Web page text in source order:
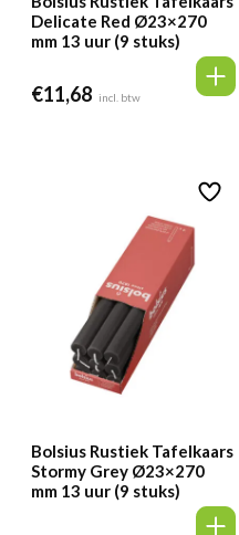
Delicate Red Ø23×270
mm 13 uur (9 stuks)
€11,68 incl. btw
Bolsius Rustiek Tafelkaars
Stormy Grey Ø23×270
mm 13 uur (9 stuks)